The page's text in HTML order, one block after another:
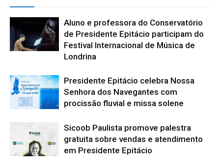
Aluno e professora do Conservatório
de Presidente Epitácio participam do
Festival Internacional de Música de
Londrina
Presidente Epitácio celebra Nossa
Senhora dos Navegantes com
procissão fluvial e missa solene
Sicoob Paulista promove palestra
gratuita sobre vendas e atendimento
em Presidente Epitácio